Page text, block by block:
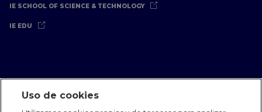
IE SCHOOL OF SCIENCE & TECHNOLOGY
IE EDU
Uso de cookies